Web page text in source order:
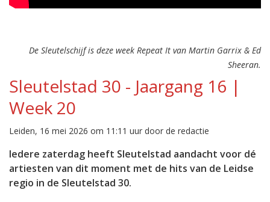
De Sleutelschijf is deze week Repeat It van Martin Garrix & Ed
Sheeran.
Sleutelstad 30 - Jaargang 16 |
Week 20
Leiden, 16 mei 2026 om 11:11 uur door de redactie
Iedere zaterdag heeft Sleutelstad aandacht voor dé
artiesten van dit moment met de hits van de Leidse
regio in de Sleutelstad 30.